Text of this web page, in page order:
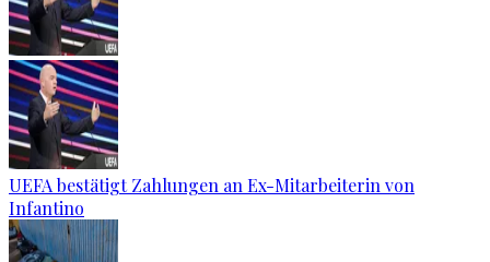
UEFA bestätigt Zahlungen an Ex-Mitarbeiterin von
Infantino